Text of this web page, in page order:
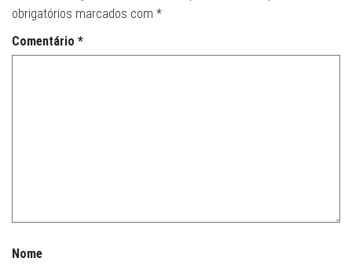
obrigatórios marcados com *
Comentário *
Nome